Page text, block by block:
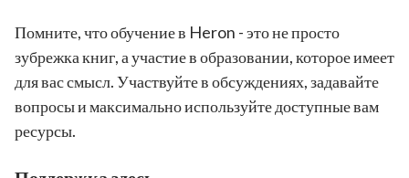
Помните, что обучение в Heron - это не просто
зубрежка книг, а участие в образовании, которое имеет
для вас смысл. Участвуйте в обсуждениях, задавайте
вопросы и максимально используйте доступные вам
ресурсы.